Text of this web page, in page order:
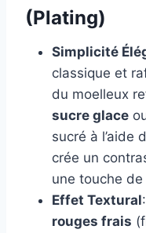
(Plating)
Simplicité
classique et
du moelleux
sucre glace
sucré à l’aide
crée un
une touche
Effet Textural
rouges frais